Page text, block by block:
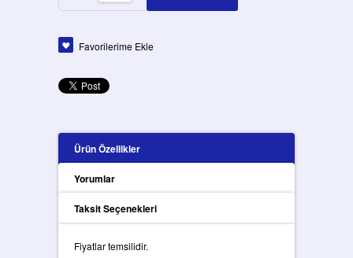
Favorilerime Ekle
Ürün Özellikler
Yorumlar
Taksit Seçenekleri
Fiyatlar temsilidir.